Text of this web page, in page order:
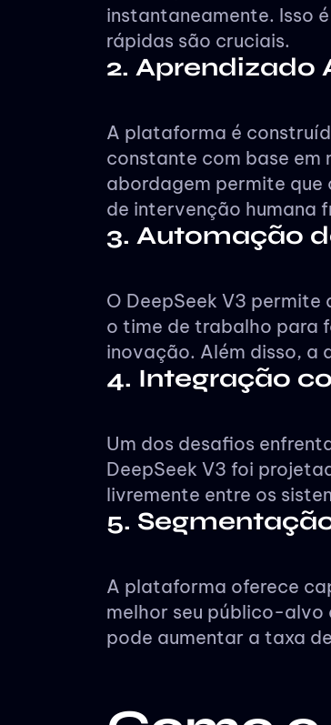
instantaneamente. Isso
rápidas são cruciais.
2. Aprendizado
A plataforma é
constante com base em
abordagem permite que
de intervenção humana
3. Automação
O DeepSeek V3
o time de trabalho para
inovação. Além disso, a
4. Integração
Um dos desafios
DeepSeek V3 foi
livremente entre os
5.
A plataforma oferece
melhor seu público-alvo
pode aumentar a taxa